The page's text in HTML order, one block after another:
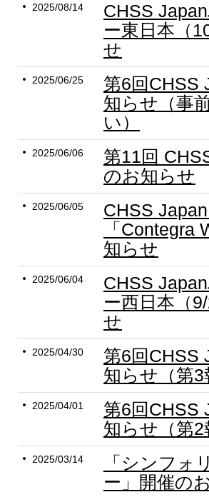
2025/08/14
CHSS
ー東日本（
せ
2025/06/25
第6回CHSS
知らせ（事
い）
2025/06/06
第11回
のお知らせ
2025/06/05
CHSS
「Contegra
知らせ
2025/06/04
CHSS
ー西日本（
せ
2025/04/30
第6回CHSS
知らせ（第3
2025/04/01
第6回CHSS
知らせ（第2
2025/03/14
「シンフォ
ー」開催の